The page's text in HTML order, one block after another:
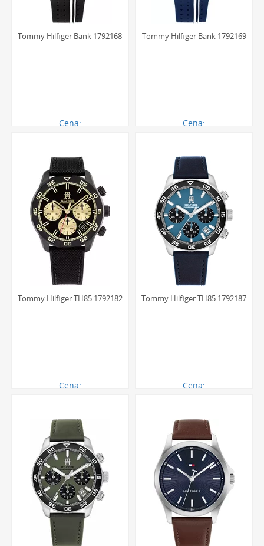
Tommy Hilfiger Bank 1792168
Cena:
Tommy Hilfiger Bank 1792169
Cena:
Tommy Hilfiger TH85 1792182
Cena:
Tommy Hilfiger TH85 1792187
Cena: